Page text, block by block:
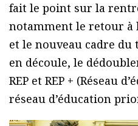
fait le point sur la
notamment le retour à
et le nouveau cadre
en découle, le
REP et REP + (Réseau
réseau d’éducation